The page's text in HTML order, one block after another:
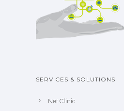
SERVICES & SOLUTIONS
Net Clinic